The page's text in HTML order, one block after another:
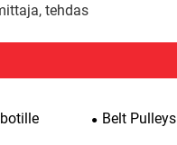
tehdas
Belt Pulleys